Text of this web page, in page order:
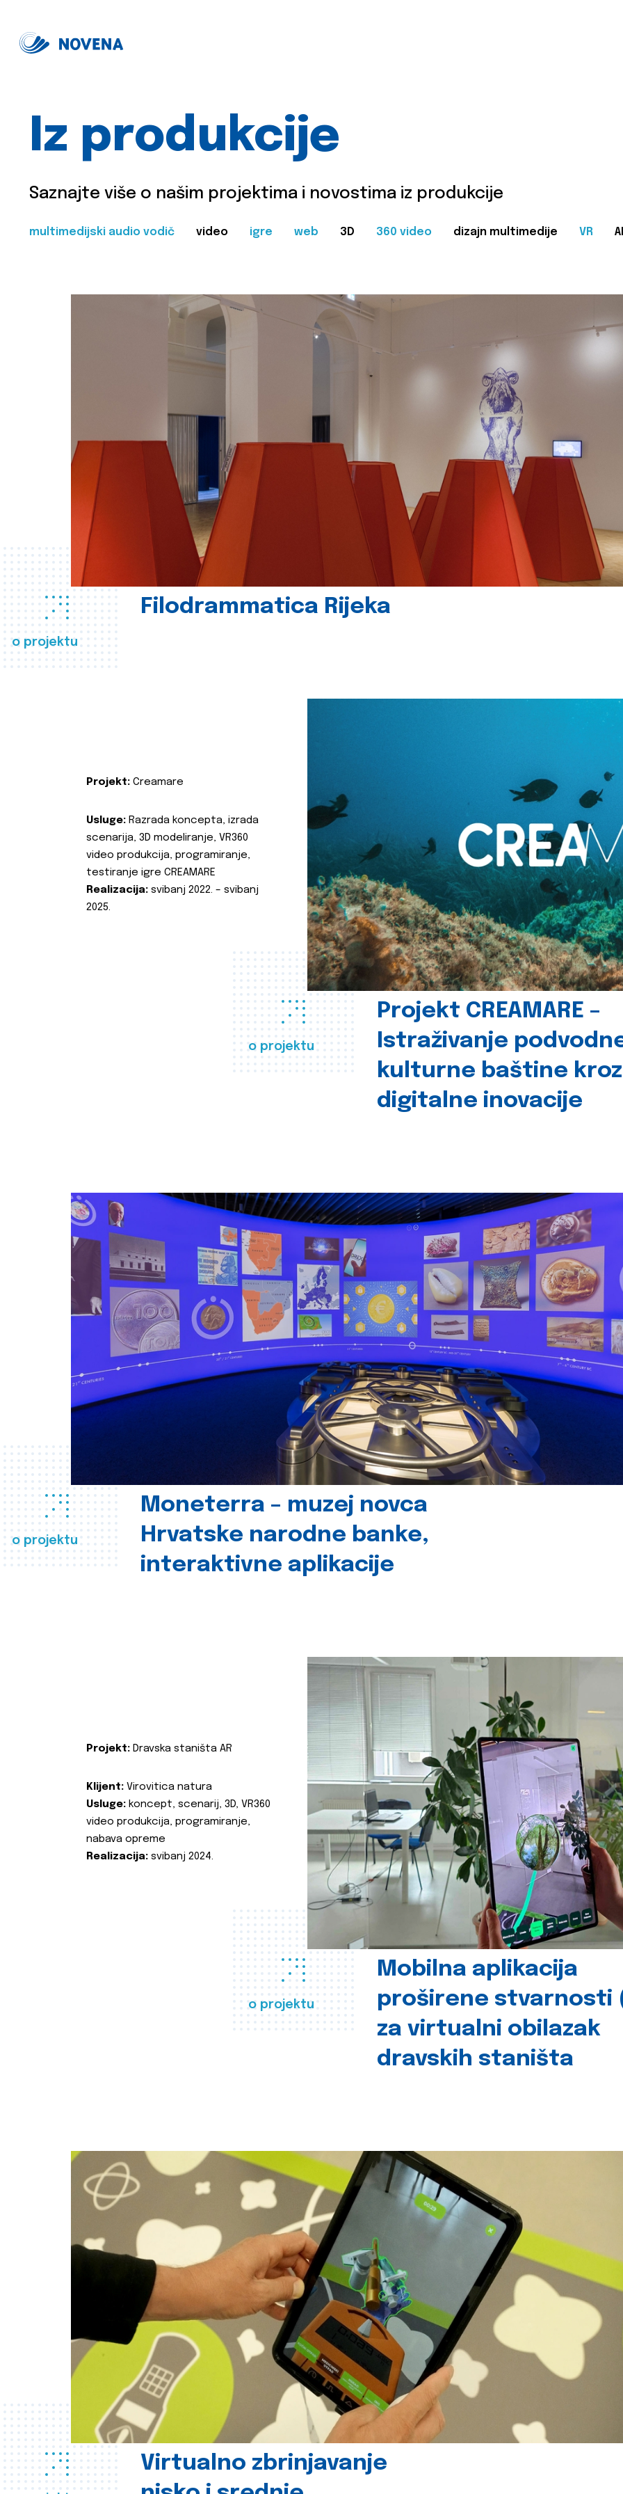
Iz produkcije
Saznajte više o našim projektima i novostima iz produkcije
multimedijski audio vodič video igre web 3D 360 video dizajn multimedije VR
o projektu
Filodrammatica Rijeka
o projektu
Projekt CREAMARE –
Istraživanje
kulturne baštine kroz
digitalne inovacije
Projekt: Creamare
Usluge: Razrada koncepta, izrada
scenarija, 3D modeliranje, VR360
video produkcija, programiranje,
testiranje igre CREAMARE
Realizacija: svibanj 2022. – svibanj
2025.
o projektu
Moneterra – muzej novca
Hrvatske narodne banke,
interaktivne aplikacije
o projektu
Mobilna aplikacija
proširene stvarnosti
za virtualni obilazak
dravskih staništa
Projekt: Dravska staništa AR
Klijent: Virovitica natura
Usluge: koncept, scenarij, 3D, VR360
video produkcija, programiranje,
nabava opreme
Realizacija: svibanj 2024.
Virtualno zbrinjavanje